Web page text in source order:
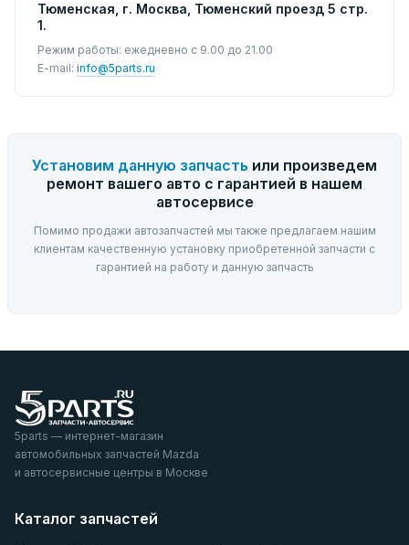
Тюменская, г. Москва, Тюменский проезд 5 стр.
1.
Режим работы: ежедневно с 9.00 до 21.00
E-mail: info@5parts.ru
Установим данную запчасть или произведем
ремонт вашего авто с гарантией в нашем
автосервисе
Помимо продажи автозапчастей мы также предлагаем нашим
клиентам качественную установку приобретенной запчасти с
гарантией на работу и данную запчасть
5parts — интернет-магазин
автомобильных запчастей Mazda
и автосервисные центры в Москве
Каталог запчастей